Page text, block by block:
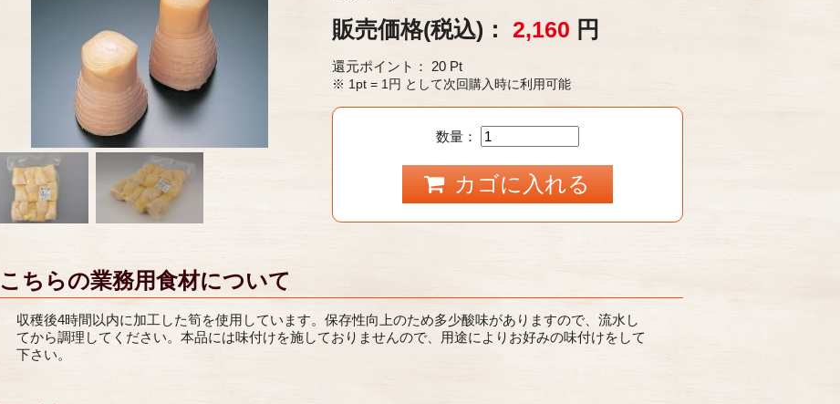
販売価格(税込)： 2,160 円
還元ポイント： 20 Pt
※ 1pt = 1円 として次回購入時に利用可能
数量：
カゴに入れる
こちらの業務用食材について
収穫後4時間以内に加工した筍を使用しています。保存性向上のため多少酸味がありますので、流水し
てから調理してください。本品には味付けを施しておりませんので、用途によりお好みの味付けをして
下さい。